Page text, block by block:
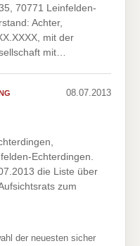
70771 Leinfelden-
Achter,
mit der
mit…
08.07.2013
Echterdingen.
die Liste über
zum
der neuesten sicher